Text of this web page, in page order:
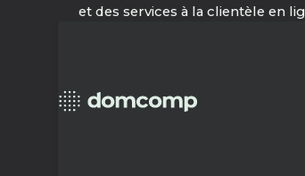
et des services à la clientèle en